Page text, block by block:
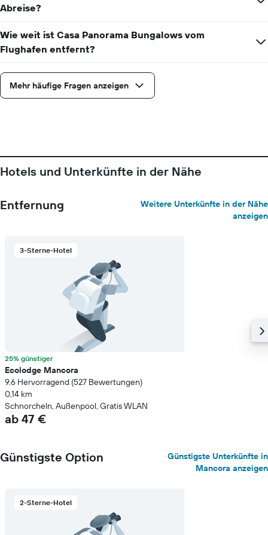
Abreise?
Wie weit ist Casa Panorama Bungalows vom
Flughafen entfernt?
Mehr häufige Fragen anzeigen
Hotels und Unterkünfte in der Nähe
Entfernung
Weitere Unterkünfte in der Nähe
anzeigen
3-Sterne-Hotel
25% günstiger
Ecolodge Mancora
9.6 Hervorragend (527 Bewertungen)
0,14 km
Schnorcheln, Außenpool, Gratis WLAN
ab 47 €
Günstigste Option
Günstigste Unterkünfte in
Mancora anzeigen
2-Sterne-Hotel